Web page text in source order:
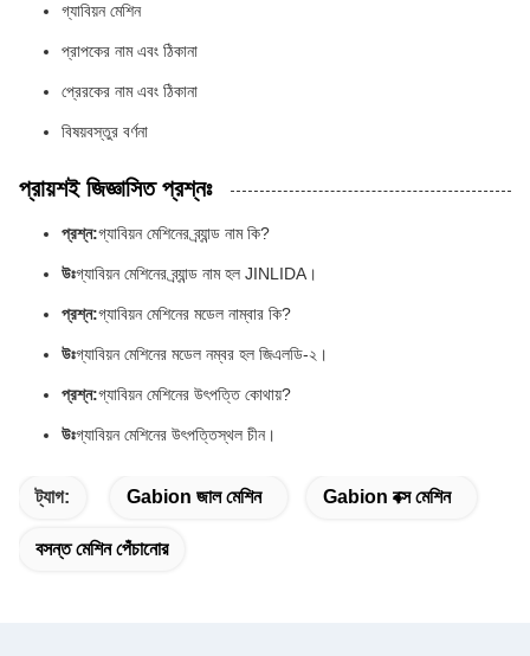
গ্যাবিয়ন মেশিন
প্রাপকের নাম এবং ঠিকানা
প্রেরকের নাম এবং ঠিকানা
বিষয়বস্তুর বর্ণনা
প্রায়শই জিজ্ঞাসিত প্রশ্নঃ
প্রশ্ন:গ্যাবিয়ন মেশিনের ব্র্যান্ড নাম কি?
উঃগ্যাবিয়ন মেশিনের ব্র্যান্ড নাম হল JINLIDA।
প্রশ্ন:গ্যাবিয়ন মেশিনের মডেল নাম্বার কি?
উঃগ্যাবিয়ন মেশিনের মডেল নম্বর হল জিএলডি-২।
প্রশ্ন:গ্যাবিয়ন মেশিনের উৎপত্তি কোথায়?
উঃগ্যাবিয়ন মেশিনের উৎপত্তিস্থল চীন।
ট্যাগ: Gabion জাল মেশিন Gabion বক্স মেশিন
বসন্ত মেশিন পেঁচানোর